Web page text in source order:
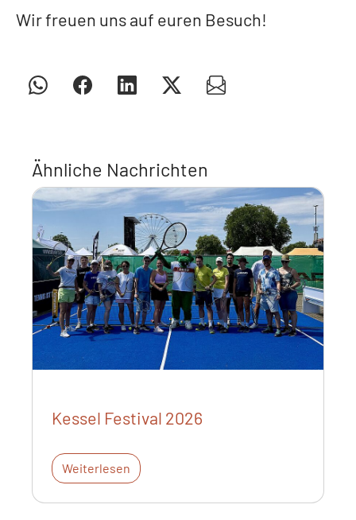
Wir freuen uns auf euren Besuch!
Ähnliche Nachrichten
Kessel Festival 2026
Weiterlesen